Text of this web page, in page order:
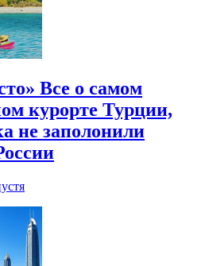
Все о самом
курорте Турции,
не заполонили